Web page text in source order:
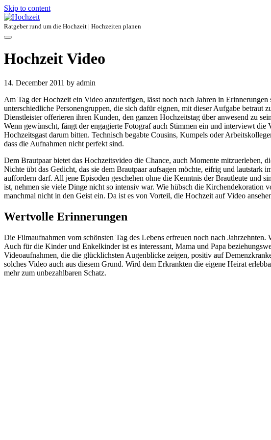
Skip to content
Ratgeber rund um die Hochzeit | Hochzeiten planen
Hochzeit Video
14. December 2011 by admin
Am Tag der Hochzeit ein Video anzufertigen, lässt noch nach Jahren in
unterschiedliche Personengruppen, die sich dafür eignen, mit dieser Aufgabe
Dienstleister offerieren ihren Kunden, den ganzen Hochzeitstag über anwesend zu
Wenn gewünscht, fängt der engagierte Fotograf auch Stimmen ein und interviewt
Hochzeitsgast darum bitten. Technisch begabte Cousins, Kumpels oder
dass die Aufnahmen nicht perfekt sind.
Dem Brautpaar bietet das Hochzeitsvideo die Chance, auch Momente mitzuerleben,
Nichte übt das Gedicht, das sie dem Brautpaar aufsagen möchte, eifrig und
auffordern darf. All jene Episoden geschehen ohne die Kenntnis der Brautleute und
ist, nehmen sie viele Dinge nicht so intensiv war. Wie hübsch die
manchmal nicht in den Geist ein. Da ist es von Vorteil, die Hochzeit auf Video
Wertvolle Erinnerungen
Die Filmaufnahmen vom schönsten Tag des Lebens erfreuen noch nach
Auch für die Kinder und Enkelkinder ist es interessant, Mama und Papa
Videoaufnahmen, die die glücklichsten Augenblicke zeigen, positiv auf
solches Video auch aus diesem Grund. Wird dem Erkrankten die eigene Heirat
mehr zum unbezahlbaren Schatz.